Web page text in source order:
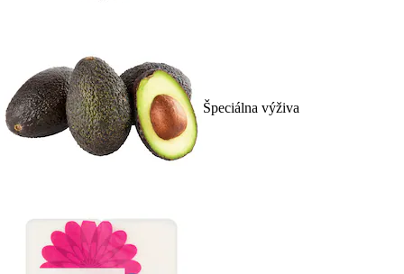
Špeciálna výživa